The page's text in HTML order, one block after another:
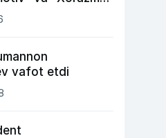
qozondi
vafot etdi